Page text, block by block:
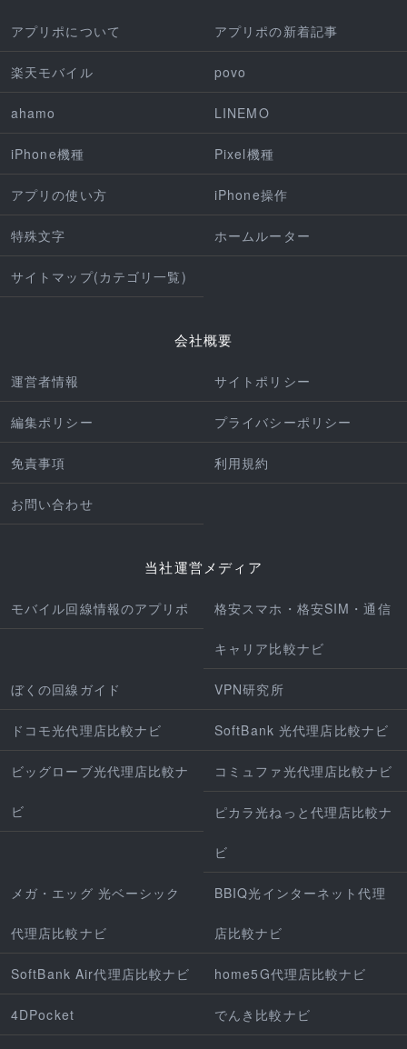
アプリポについて アプリポの新着記事
楽天モバイル povo
ahamo LINEMO
iPhone機種 Pixel機種
アプリの使い方 iPhone操作
特殊文字 ホームルーター
サイトマップ(カテゴリ一覧)
会社概要
運営者情報 サイトポリシー
編集ポリシー プライバシーポリシー
免責事項 利用規約
お問い合わせ
当社運営メディア
モバイル回線情報のアプリポ 格安スマホ・格安SIM・通信
キャリア比較ナビ
ぼくの回線ガイド VPN研究所
ドコモ光代理店比較ナビ SoftBank 光代理店比較ナビ
ビッグローブ光代理店比較ナ
ビ
コミュファ光代理店比較ナビ
ピカラ光ねっと代理店比較ナ
ビ
メガ・エッグ 光ベーシック
代理店比較ナビ
BBIQ光インターネット代理
店比較ナビ
SoftBank Air代理店比較ナビ home5G代理店比較ナビ
4DPocket でんき比較ナビ